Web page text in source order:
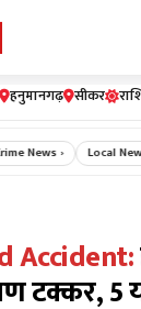
हनुमानगढ़ सीकर
News › Local News ›
Accident:
टक्कर, 5